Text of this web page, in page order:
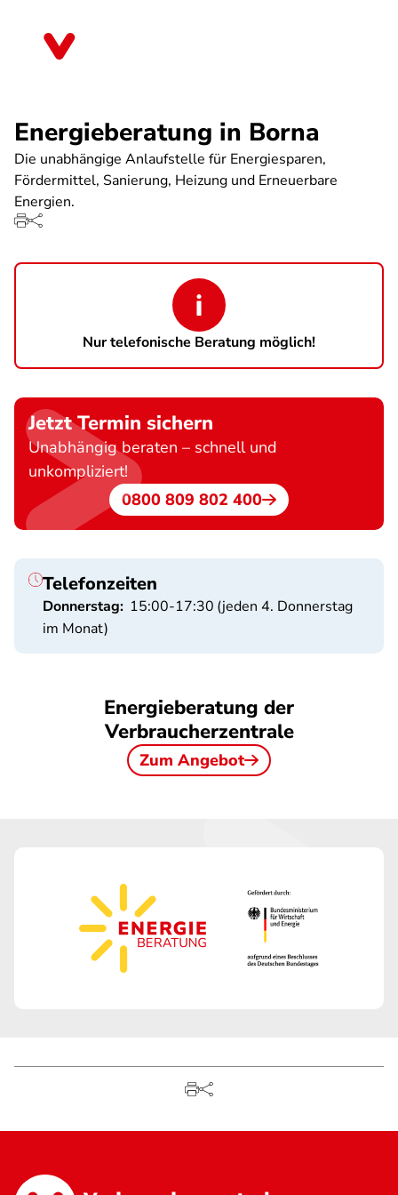
Energieberatung in Borna
Die unabhängige Anlaufstelle für Energiesparen,
Fördermittel, Sanierung, Heizung und Erneuerbare
Energien.
Nur telefonische Beratung möglich!
Jetzt Termin sichern
Unabhängig beraten – schnell und
unkompliziert!
0800 809 802 400
Telefonzeiten
Donnerstag: 15:00-17:30 (jeden 4. Donnerstag
im Monat)
Energieberatung der
Verbraucherzentrale
Zum Angebot